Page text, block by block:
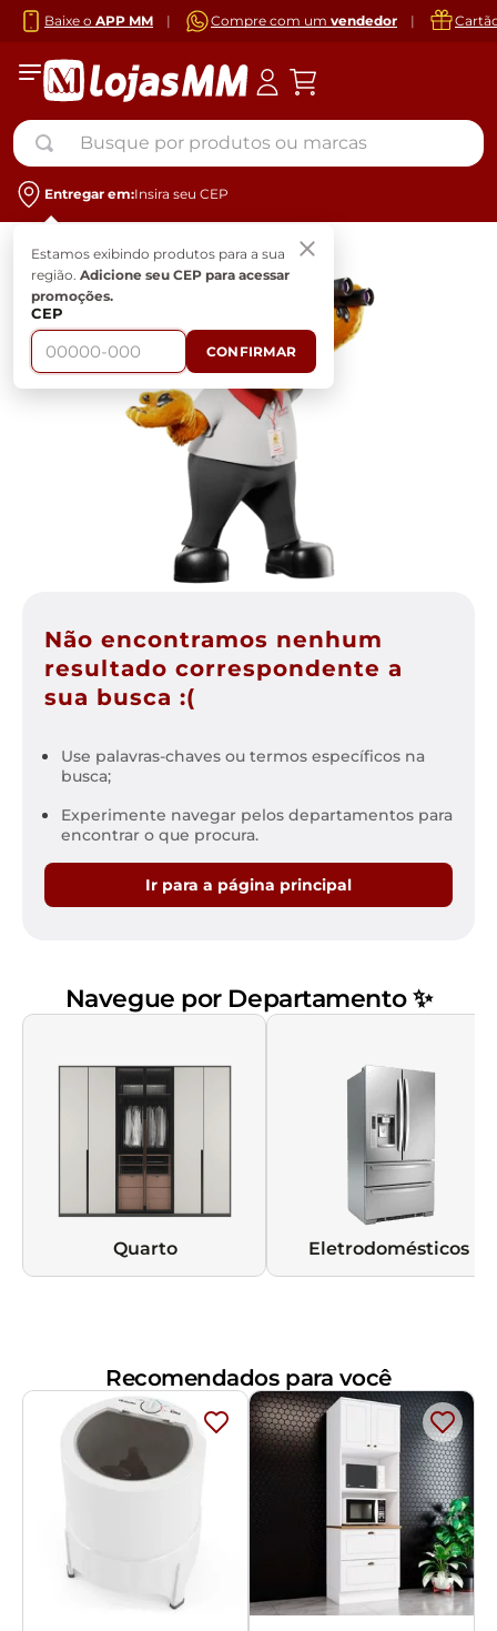
Baixe o APP MM | Compre com um vendedor |
Busque por produtos ou marcas
Entregar em:Insira seu CEP
Estamos exibindo produtos para a sua
região. Adicione seu CEP para acessar
promoções.
CEP
CONFIRMAR
Não encontramos nenhum
resultado correspondente a
sua busca :(
Use palavras-chaves ou termos específicos na
busca;
Experimente navegar pelos departamentos para
encontrar o que procura.
Ir para a página principal
Navegue por Departamento ✨
Quarto Eletrodomésticos
Recomendados para você